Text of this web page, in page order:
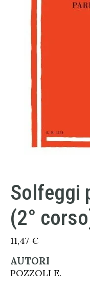
Solfeggi
(2°
11,47 €
AUTORI
POZZOLI E.